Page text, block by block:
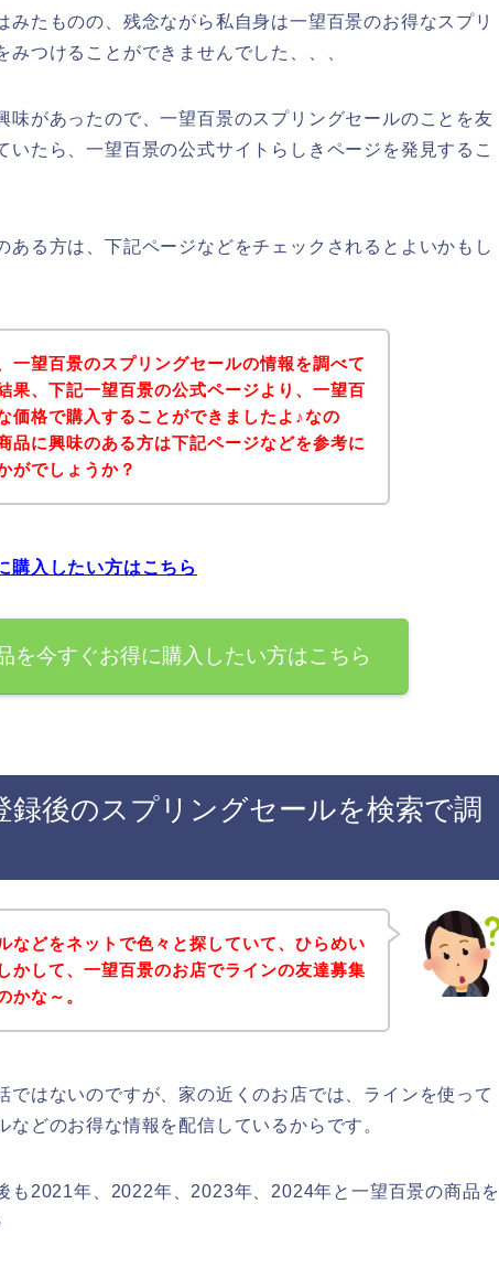
みたものの、残念ながら私自身は一望百景のお得なスプリ
つけることができませんでした、、、
味があったので、一望百景のスプリングセールのことを友
いたら、一望百景の公式サイトらしきページを発見するこ
ある方は、下記ページなどをチェックされるとよいかもし
一望百景のスプリングセールの情報を調べて
果、下記一望百景の公式ページより、一望百
価格で購入することができましたよ♪なの
品に興味のある方は下記ページなどを参考に
がでしょうか？
購入したい方はこちら
を今すぐお得に購入したい方はこちら
録後のスプリングセールを検索で調
などをネットで色々と探していて、ひらめい
かして、一望百景のお店でラインの友達募集
かな～。
ではないのですが、家の近くのお店では、ラインを使って
どのお得な情報を配信しているからです。
も2021年、2022年、2023年、2024年と一望百景の商品を